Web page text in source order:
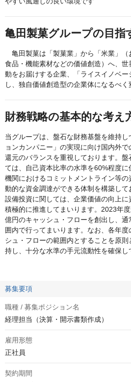
亀田製菓グループの目指
亀田製菓は「製菓業」から「米業」（
食品・機能素材などの価値創造）へ、
動をお届けする企業、「ライスイノベ
し、独自価値創造型の企業体になるべく
財務戦略の基本的な考え
当グループは、盤石な財務基盤を維持
ョンカンパニー」の実現に向け国内外
還元のバランスを重視しております。
ては、自己資本比率の水準を60%程度
機関におけるコミットメントライン等
動的な資金調達ができる体制を構築して
設備投資に関しては、企業価値の向上
積極的に推進してまいります。2023年
億円のキャッシュ・フローを創出し、
囲内で行ってまいります。なお、各年
シュ・フローの範囲内とすることを原
持し、十分な水準の手元流動性を確保し
募集要項
職種 / 募集ポジション名
経理担当（決算・開示書類作成）
雇用形態
正社員
契約期間